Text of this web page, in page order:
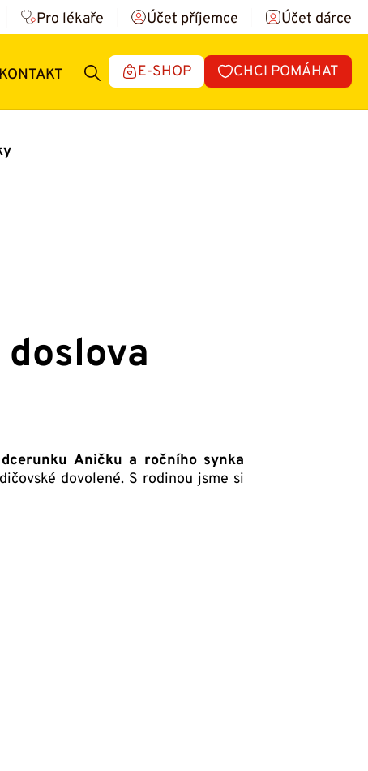
Pro lékaře Účet příjemce Účet dárce
KONTAKT E-SHOP CHCI POMÁHAT
Aničku a ročního synka
dovolené. S rodinou jsme si